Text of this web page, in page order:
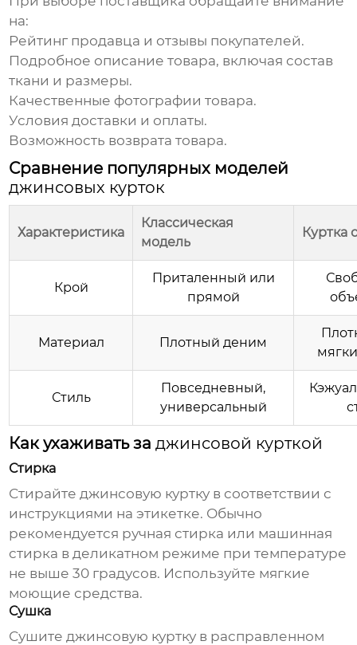
на:
Рейтинг продавца и отзывы покупателей.
Подробное описание товара, включая состав
ткани и размеры.
Качественные фотографии товара.
Условия доставки и оплаты.
Возможность возврата товара.
Сравнение популярных моделей
джинсовых курток
Характеристика
Классическая
модель
Куртка
Крой
Приталенный или
прямой
Материал Плотный деним
Стиль
Повседневный,
универсальный
Как ухаживать заджинсовой курткой
Стирка
Стирайтеджинсовую куртку в соответствии с
инструкциями на этикетке. Обычно
рекомендуется ручная стирка или машинная
стирка в деликатном режиме при температуре
не выше 30 градусов. Используйте мягкие
моющие средства.
Сушка
Сушитеджинсовую куртку в расправленном